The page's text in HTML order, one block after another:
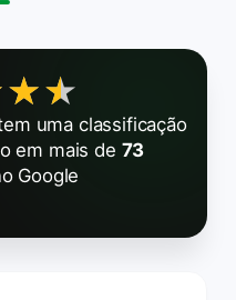
uma classificação
em mais de 73
Google